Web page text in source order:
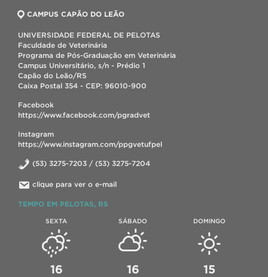
CAMPUS CAPÃO DO LEÃO
UNIVERSIDADE FEDERAL DE PELOTAS
Faculdade de Veterinária
Programa de Pós-Graduação em Veterinária
Campus Universitário, s/n - Prédio 1
Capão do Leão/RS
Caixa Postal 354 - CEP: 96010-900
Facebook
https://www.facebook.com/pgradvet
Instagram
https://www.instagram.com/ppgvetufpel
(53) 3275-7203 / (53) 3275-7204
clique para ver o e-mail
TEMPO EM PELOTAS, RS
SEXTA
16
SÁBADO
16
DOMINGO
15